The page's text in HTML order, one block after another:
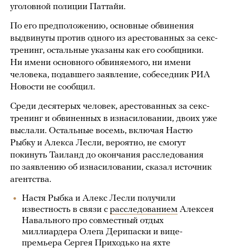
уголовной полиции Паттайи.
По его предположению, основные обвинения
выдвинуты против одного из арестованных за секс-
тренинг, остальные указаны как его сообщники.
Ни имени основного обвиняемого, ни имени
человека, подавшего заявление, собеседник РИА
Новости не сообщил.
Среди десятерых человек, арестованных за секс-
тренинг и обвиненных в изнасиловании, двоих уже
выслали. Остальные восемь, включая Настю
Рыбку и Алекса Лесли, вероятно, не смогут
покинуть Таиланд до окончания расследования
по заявлению об изнасиловании, сказал источник
агентства.
Настя Рыбка и Алекс Лесли получили
известность в связи с расследованием Алексея
Навального про совместный отдых
миллиардера Олега Дерипаски и вице-
премьера Сергея Приходько на яхте